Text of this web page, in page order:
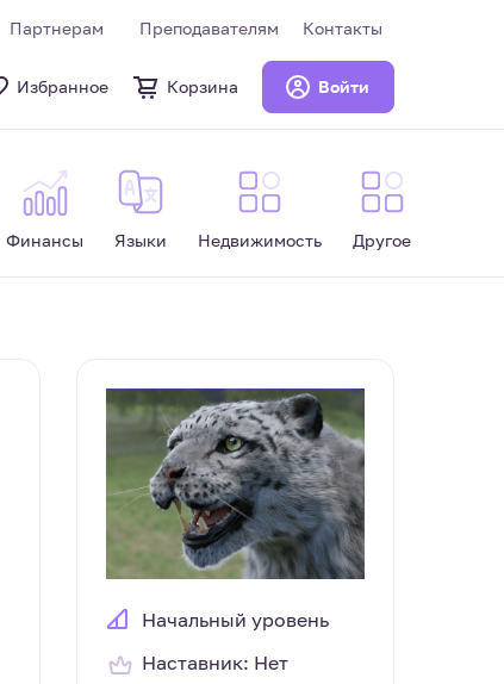
Партнерам Преподавателям Контакты
Избранное Корзина Войти
Финансы Языки Недвижимость Другое
Начальный уровень
Наставник: Нет